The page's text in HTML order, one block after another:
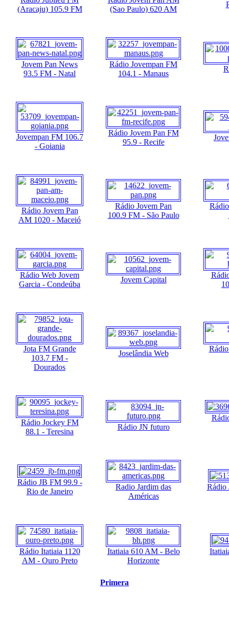
(Aracaju) 105.9 FM
(Sao Paulo) 620 AM
Jovem Pan News
93.5 FM - Natal
Rádio Jovempan FM
104.1 - Manaus
Jovempan FM 106.7
- Goiania
Rádio Jovem Pan FM
95.9 - Recife
Rádio Jovem Pan
AM 1020 - Maceió
Rádio Jovem Pan
100.9 FM - São Paulo
Rádio Web Jovem
Garcia - Condeúba
Jovem Capital
Jota FM Grande
103.7 FM -
Dourados
Joselândia Web
Rádio Jockey FM
88.1 - Teresina
Rádio JN futuro
Rádio JB FM 99.9 -
Rio de Janeiro
Radio Jardim das
Américas
Rádio
Rádio Itatiaia 1120
AM - Ouro Preto
Itatiaia 610 AM - Belo
Horizonte
Primera